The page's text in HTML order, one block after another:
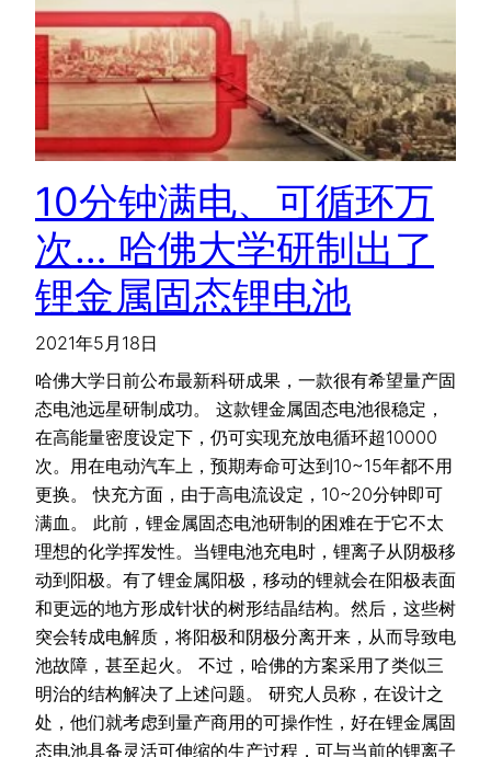
10分钟满电、可循环万
次… 哈佛大学研制出了
锂金属固态锂电池
2021年5月18日
哈佛大学日前公布最新科研成果，一款很有希望量产固
态电池远星研制成功。 这款锂金属固态电池很稳定，
在高能量密度设定下，仍可实现充放电循环超10000
次。用在电动汽车上，预期寿命可达到10~15年都不用
更换。 快充方面，由于高电流设定，10~20分钟即可
满血。 此前，锂金属固态电池研制的困难在于它不太
理想的化学挥发性。当锂电池充电时，锂离子从阴极移
动到阳极。有了锂金属阳极，移动的锂就会在阳极表面
和更远的地方形成针状的树形结晶结构。然后，这些树
突会转成电解质，将阳极和阴极分离开来，从而导致电
池故障，甚至起火。 不过，哈佛的方案采用了类似三
明治的结构解决了上述问题。 研究人员称，在设计之
处，他们就考虑到量产商用的可操作性，好在锂金属固
态电池具备灵活可伸缩的生产过程，可与当前的锂离子